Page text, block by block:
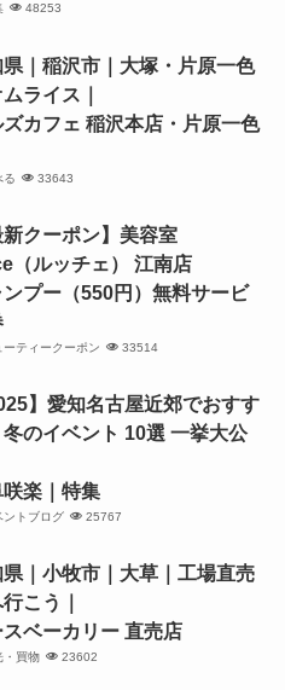
48253
｜稲沢市｜大塚・片原一色
ムライス｜
ズカフェ 稲沢本店・片原一色
る 33643
新クーポン】美容室
（ルッチェ） 江南店
ンプー（550円）無料サービ
ーティークーポン 33514
】愛知名古屋近郊でおすす
のイベント 10選 一挙大公
楽｜特集
ントブログ 25767
｜小牧市｜大草｜工場直売
こう｜
スベーカリー 直売店
・買物 23602